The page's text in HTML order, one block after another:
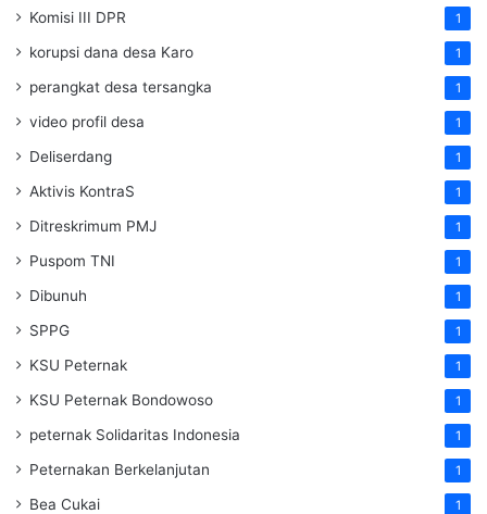
Komisi III DPR 1
korupsi dana desa Karo 1
perangkat desa tersangka 1
video profil desa 1
Deliserdang 1
Aktivis KontraS 1
Ditreskrimum PMJ 1
Puspom TNI 1
Dibunuh 1
SPPG 1
KSU Peternak 1
KSU Peternak Bondowoso 1
peternak Solidaritas Indonesia 1
Peternakan Berkelanjutan 1
Bea Cukai 1